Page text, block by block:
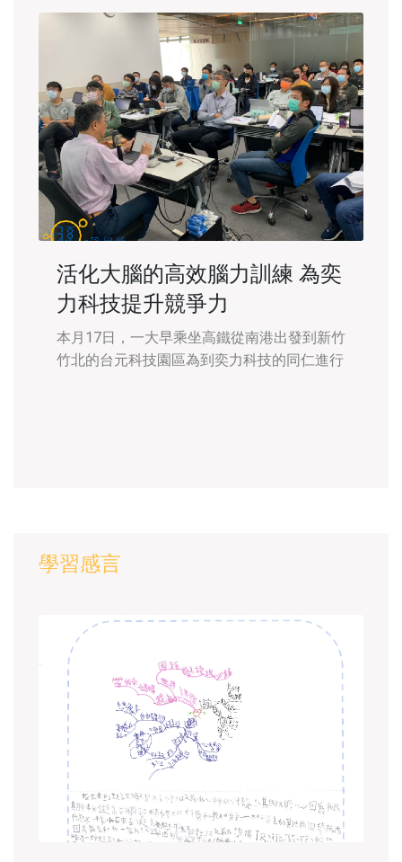
活化大腦的高效腦力訓練 為奕
力科技提升競爭力
本月17日，一大早乘坐高鐵從南港出發到新竹
竹北的台元科技園區為到奕力科技的同仁進行
學習感言